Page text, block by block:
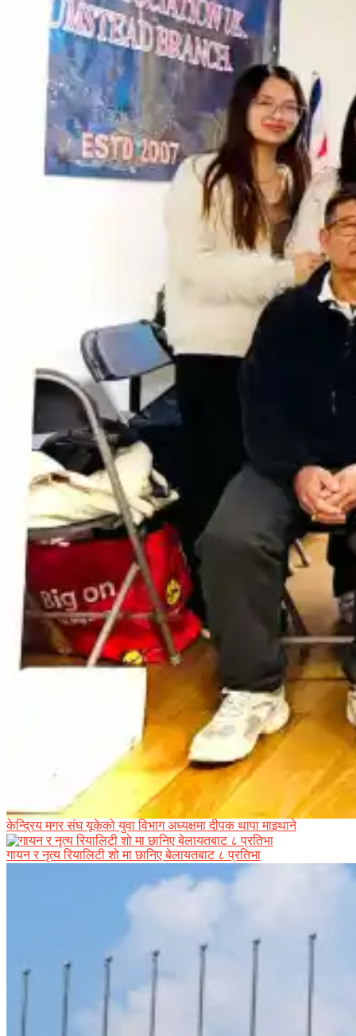
केन्द्रिय मगर संघ यूकेको युवा विभाग अध्यक्षमा दीपक थापा माइथाने
गायन र नृत्य रियालिटी शो मा छानिए बेलायतबाट ८ प्रतिभा